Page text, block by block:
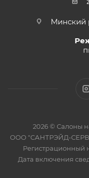
Минский
2026 © Салоны
ООО "САНТРЭЙД-
Регистрационный
Дата включения